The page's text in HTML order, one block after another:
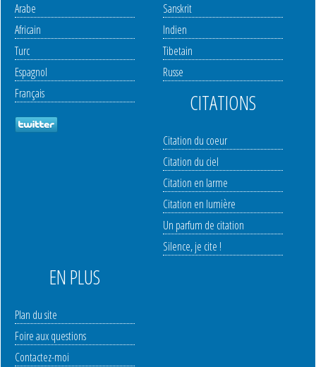
Arabe
Africain
Turc
Espagnol
Français
Sanskrit
Indien
Tibetain
Russe
CITATIONS
Citation du coeur
Citation du ciel
Citation en larme
Citation en lumière
Un parfum de citation
Silence, je cite !
EN PLUS
Plan du site
Foire aux questions
Contactez-moi